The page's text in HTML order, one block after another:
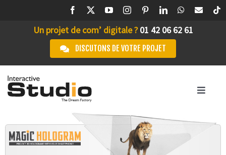
Un projet de com’ digitale ? 01 42 06 62 61
DISCUTONS DE VOTRE PROJET
Toggle
STUDIO IA